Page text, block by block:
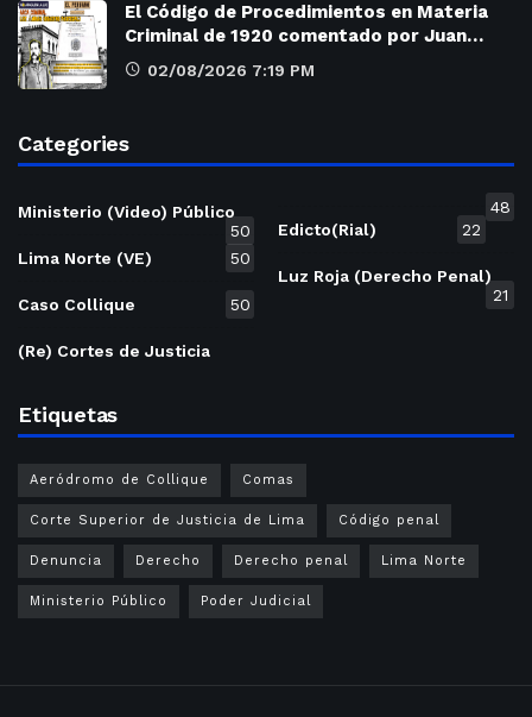
El Código de Procedimientos en Materia
Criminal de 1920 comentado por Juan…
02/08/2026 7:19 PM
Categories
Ministerio (Video) Público
50
Lima Norte (VE)
50
Caso Collique 50
(Re) Cortes de Justicia
48
Edicto(Rial)
22
Luz Roja (Derecho Penal)
21
Etiquetas
Aeródromo de Collique Comas
Corte Superior de Justicia de Lima Código penal
Denuncia Derecho Derecho penal Lima Norte
Ministerio Público Poder Judicial